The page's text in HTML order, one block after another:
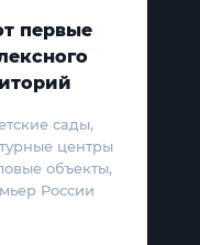
первые
сады,
центры
объекты,
России